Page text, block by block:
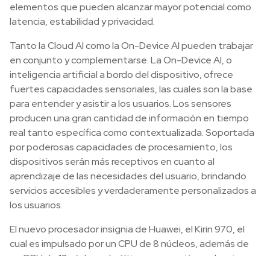
elementos que pueden alcanzar mayor potencial como
latencia, estabilidad y privacidad.
Tanto la Cloud AI como la On-Device AI pueden trabajar
en conjunto y complementarse. La On-Device AI, o
inteligencia artificial a bordo del dispositivo, ofrece
fuertes capacidades sensoriales, las cuales son la base
para entender y asistir a los usuarios. Los sensores
producen una gran cantidad de información en tiempo
real tanto específica como contextualizada. Soportada
por poderosas capacidades de procesamiento, los
dispositivos serán más receptivos en cuanto al
aprendizaje de las necesidades del usuario, brindando
servicios accesibles y verdaderamente personalizados a
los usuarios.
El nuevo procesador insignia de Huawei, el Kirin 970, el
cual es impulsado por un CPU de 8 núcleos, además de